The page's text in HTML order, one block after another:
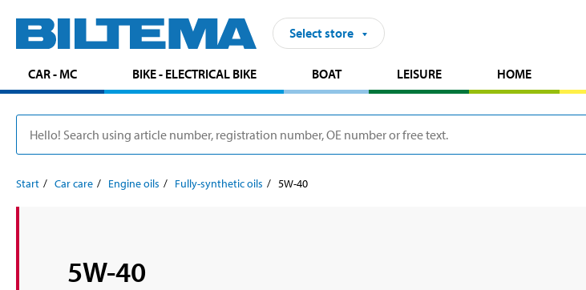
Select store
CAR - MC BIKE - ELECTRICAL BIKE BOAT LEISURE HOME
Start Car care Engine oils Fully-synthetic oils 5W-40
5W-40